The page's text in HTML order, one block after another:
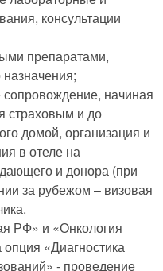
консультации
препаратами,
начиная
страховым и до
домой, организация и
в отеле на
и донора (при
за рубежом – визовая
РФ» и «Онкология
«Диагностика
- проведение